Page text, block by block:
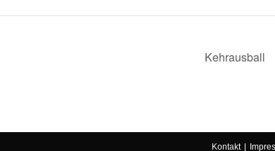
Kehrausball
Kontakt